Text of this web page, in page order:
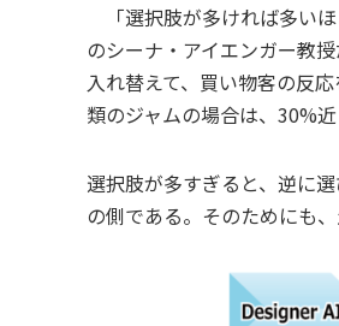
「選択肢が多ければ多い
のシーナ・アイエンガー教
入れ替えて、買い物客の反
類のジャムの場合は、30%
選択肢が多すぎると、逆に
の側である。そのためにも